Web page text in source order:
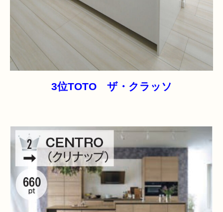
3位TOTO ザ・クラッソ